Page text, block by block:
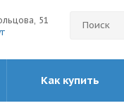
51
Как купить